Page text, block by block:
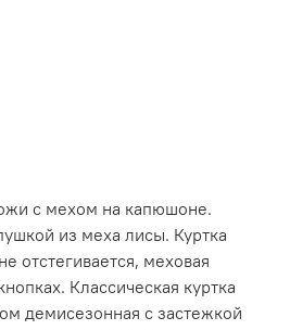
с мехом на капюшоне.
из меха лисы. Куртка
отстегивается, меховая
Классическая куртка
демисезонная с застежкой